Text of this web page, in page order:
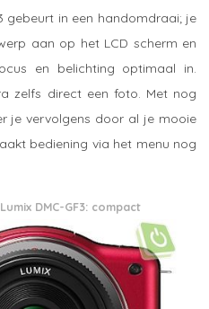
gebeurt in een handomdraai; je
aan op het LCD scherm en
en belichting optimaal in.
zelfs direct een foto. Met nog
je vervolgens door al je mooie
bediening via het menu nog
DMC-GF3: compact